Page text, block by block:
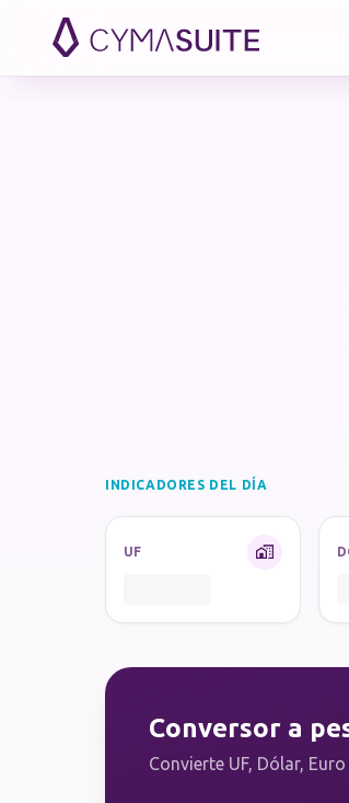
INDICADORES DEL DÍA
UF
Conversor a
Convierte UF, Dólar,